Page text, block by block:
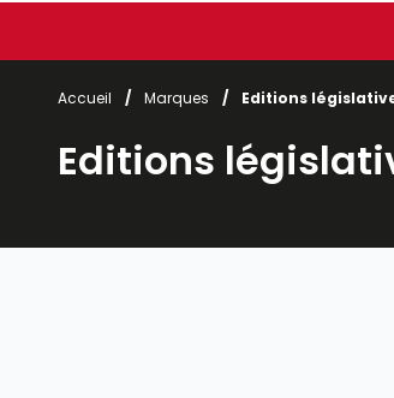
Accueil / Marques / Editions
Editions